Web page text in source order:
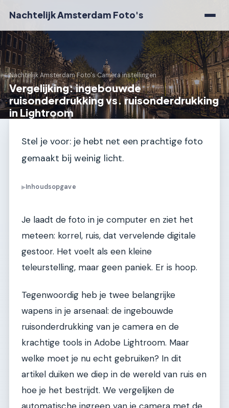
Nachtelijk Amsterdam Foto's
Nachtelijk Amsterdam Foto's›Camera instellingen
Vergelijking: ingebouwde
ruisonderdrukking vs. ruisonderdrukking
in Lightroom
Stel je voor: je hebt net een prachtige foto
gemaakt bij weinig licht.
▶Inhoudsopgave
Je laadt de foto in je computer en ziet het
meteen: korrel, ruis, dat vervelende digitale
gestoor. Het voelt als een kleine
teleurstelling, maar geen paniek. Er is hoop.
Tegenwoordig heb je twee belangrijke
wapens in je arsenaal: de ingebouwde
ruisonderdrukking van je camera en de
krachtige tools in Adobe Lightroom. Maar
welke moet je nu echt gebruiken? In dit
artikel duiken we diep in de wereld van ruis en
hoe je het bestrijdt. We vergelijken de
automatische ingreep van je camera met de